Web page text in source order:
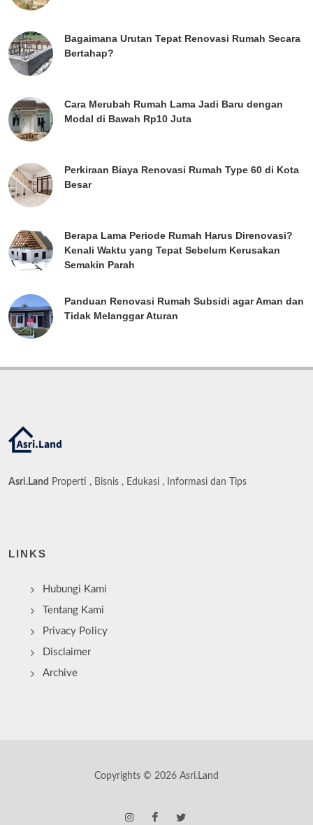
Bagaimana Urutan Tepat Renovasi Rumah Secara
Bertahap?
Cara Merubah Rumah Lama Jadi Baru dengan
Modal di Bawah Rp10 Juta
Perkiraan Biaya Renovasi Rumah Type 60 di Kota
Besar
Berapa Lama Periode Rumah Harus Direnovasi?
Kenali Waktu yang Tepat Sebelum Kerusakan
Semakin Parah
Panduan Renovasi Rumah Subsidi agar Aman dan
Tidak Melanggar Aturan
Asri.Land Properti , Bisnis , Edukasi , Informasi dan Tips
LINKS
Hubungi Kami
Tentang Kami
Privacy Policy
Disclaimer
Archive
Copyrights © 2026 Asri.Land